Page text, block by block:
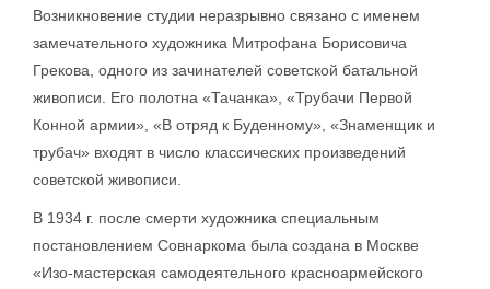
Возникновение студии неразрывно связано с именем
замечательного художника Митрофана Борисовича
Грекова, одного из зачинателей советской батальной
живописи. Его полотна «Тачанка», «Трубачи Первой
Конной армии», «В отряд к Буденному», «Знаменщик и
трубач» входят в число классических произведений
советской живописи.
В 1934 г. после смерти художника специальным
постановлением Совнаркома была создана в Москве
«Изо-мастерская самодеятельного красноармейского